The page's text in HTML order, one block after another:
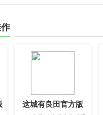
这城有良田官方版